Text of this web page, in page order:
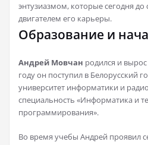
энтузиазмом, которые сегодня
двигателем его карьеры.
Образование и
Андрей Мовчан родился и
году он поступил в Белорусский
университет информатики и
специальность «Информатика и
программирования».
Во время учебы Андрей проявил